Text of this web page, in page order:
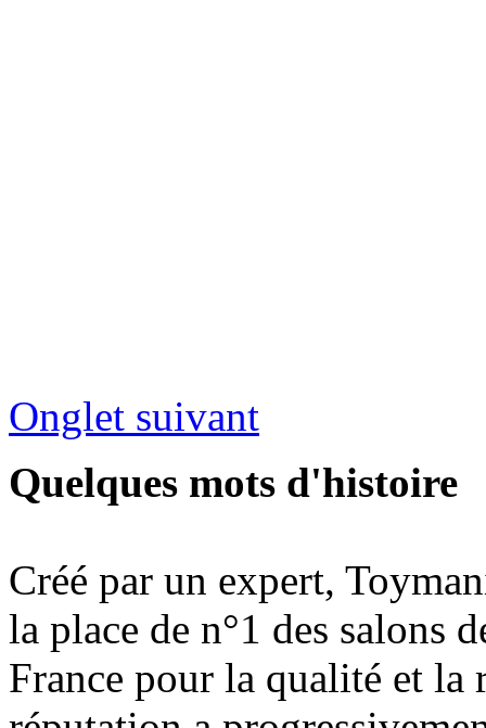
Onglet suivant
Quelques mots d'histoire
Créé par un expert,
la place de n°1 des salons
France pour la qualité et la